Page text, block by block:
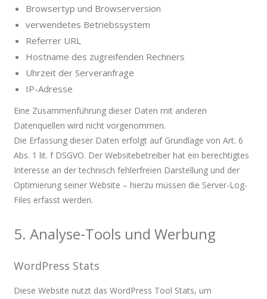
Browsertyp und Browserversion
verwendetes Betriebssystem
Referrer URL
Hostname des zugreifenden Rechners
Uhrzeit der Serveranfrage
IP-Adresse
Eine Zusammenführung dieser Daten mit anderen
Datenquellen wird nicht vorgenommen.
Die Erfassung dieser Daten erfolgt auf Grundlage von Art. 6
Abs. 1 lit. f DSGVO. Der Websitebetreiber hat ein berechtigtes
Interesse an der technisch fehlerfreien Darstellung und der
Optimierung seiner Website – hierzu müssen die Server-Log-
Files erfasst werden.
5. Analyse-Tools und Werbung
WordPress Stats
Diese Website nutzt das WordPress Tool Stats, um